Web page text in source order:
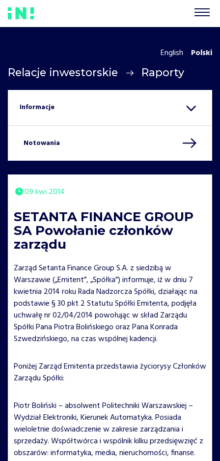
Relacje inwestorskie Raporty
English Polski
Notowania
09 kwi 2014
SETANTA FINANCE GROUP
SA Powołanie członków
zarządu
Zarząd Setanta Finance Group S.A. z siedzibą w
Warszawie („Emitent”, „Spółka”) informuje, iż w dniu 7
kwietnia 2014 roku Rada Nadzorcza Spółki, działając na
podstawie § 30 pkt 2 Statutu Spółki Emitenta, podjęła
uchwałę nr 02/04/2014 powołując w skład Zarządu
Spółki Pana Piotra Bolińskiego oraz Pana Konrada
Szwedzińskiego, na czas wspólnej kadencji.
Poniżej Zarząd Emitenta przedstawia życiorysy Członków
Zarządu Spółki:
Piotr Boliński – absolwent Politechniki Warszawskiej –
Wydział Elektroniki, Kierunek Automatyka. Posiada
wieloletnie doświadczenie w zakresie zarządzania i
sprzedaży. Współtwórca i wspólnik kilku przedsięwzięć z
obszarów: informatyka, media, nieruchomości, finanse.